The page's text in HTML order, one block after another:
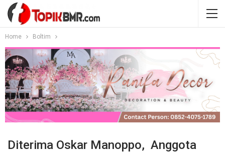
Home Boltim
Diterima Oskar Manoppo, Anggota